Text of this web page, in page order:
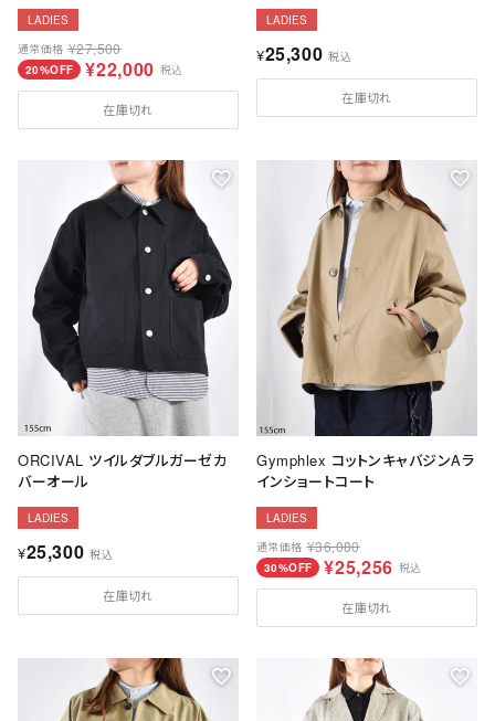
LADIES
通常価格 ¥27,500
20%OFF ¥22,000 税込
在庫切れ
LADIES
¥25,300 税込
在庫切れ
ORCIVAL ツイルダブルガーゼカ
バーオール
LADIES
¥25,300 税込
在庫切れ
Gymphlex コットンキャバジンAラ
インショートコート
LADIES
通常価格 ¥36,080
30%OFF ¥25,256 税込
在庫切れ